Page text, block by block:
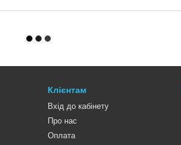
Клієнтам
Вхід до кабінету
Про нас
Оплата